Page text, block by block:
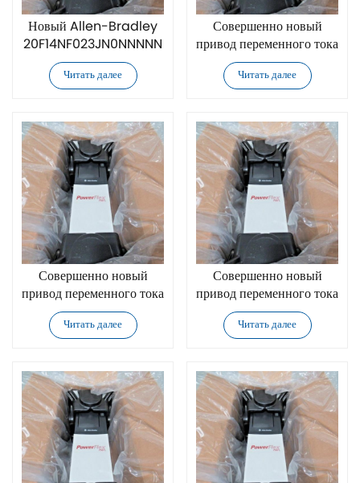
Новый Allen-Bradley
20F14NF023JN0NNNNN
привод переменного тока
Читать далее
Совершенно новый
привод переменного тока
Allen-Bradley
20F14NF030JN0NNNNN
Читать далее
Совершенно новый
привод переменного тока
Allen-Bradley
20F14NF034JN0NNNNN
Читать далее
Совершенно новый
привод переменного тока
Allen-Bradley
20F14NF046JN0NNNNN
Читать далее